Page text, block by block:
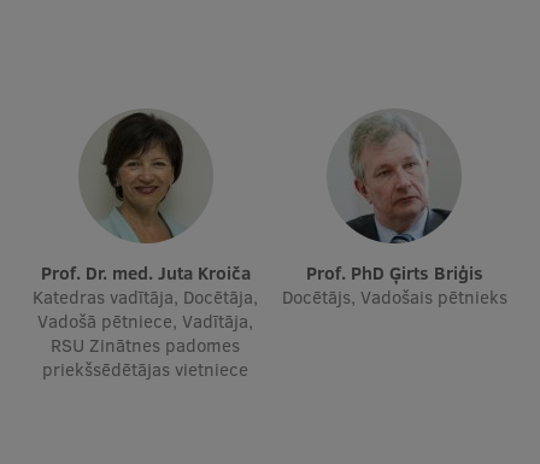
ESF kvalifikācijas celšanas kursi
Pedagoģiskās izaugsmes centrs
Kvalifikācijas atbilstības pārbaude
Pētniecība
Prof. Dr. med. Juta Kroiča
Katedras vadītāja, Docētāja,
Vadošā pētniece, Vadītāja,
RSU Zinātnes padomes
priekšsēdētājas vietniece
Prof. PhD Ģirts Briģis
Docētājs, Vadošais pētnieks